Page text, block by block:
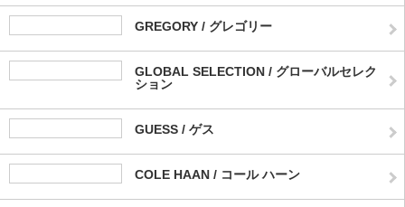
GREGORY / グレゴリー
GLOBAL SELECTION / グローバルセレク
ション
GUESS / ゲス
COLE HAAN / コール ハーン